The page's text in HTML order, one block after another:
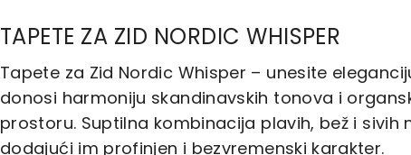
TAPETE ZA ZID NORDIC WHISPER
Tapete za Zid Nordic Whisper – unesite
donosi harmoniju skandinavskih tonova i
prostoru. Suptilna kombinacija plavih, bež i
dodajući im profinjen i bezvremenski karakter.